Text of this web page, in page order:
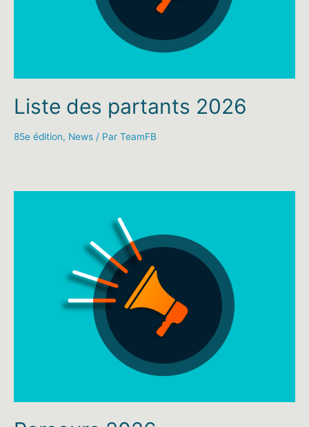
Liste des partants 2026
85e édition, News / Par TeamFB